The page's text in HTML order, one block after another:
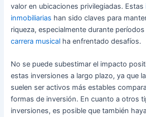
valor en ubicaciones privilegiadas. Estas
inmobiliarias han sido claves para
riqueza, especialmente durante
carrera musical ha enfrentado desafíos.
No se puede subestimar el impacto
estas inversiones a largo plazo, ya que
suelen ser activos más estables
formas de inversión. En cuanto a otros
inversiones, es posible que también